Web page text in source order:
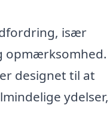
især
opmærksomhed.
designet til at
ydelser,